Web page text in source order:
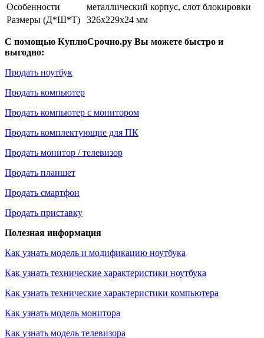
Особенности
металлический корпус, слот блокировки
Размеры (Д*Ш*Т)
326x229x24 мм
С помощью КуплюСрочно.ру Вы можете быстро и
выгодно:
Продать ноутбук
Продать компьютер
Продать компьютер с монитором
Продать комплектующие для ПК
Продать монитор / телевизор
Продать планшет
Продать смартфон
Продать приставку
Полезная информация
Как узнать модель и модификацию ноутбука
Как узнать технические характеристики ноутбука
Как узнать технические характеристики компьютера
Как узнать модель монитора
Как узнать модель телевизора